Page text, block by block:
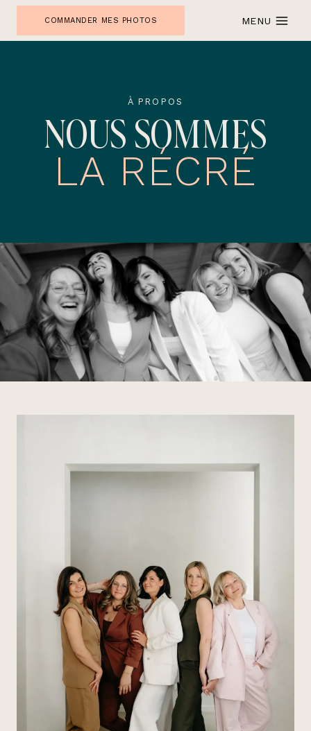
Skip
COMMANDER MES PHOTOS MENU
À PROPOS
NOUS SOMMES
LA RÉCRÉ